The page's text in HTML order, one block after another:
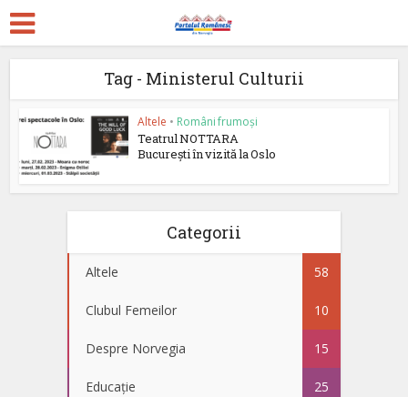
Tag - Ministerul Culturii
Altele • Români frumoși
Teatrul NOTTARA
București în vizită la Oslo
Categorii
Altele 58
Clubul Femeilor 10
Despre Norvegia 15
Educație 25